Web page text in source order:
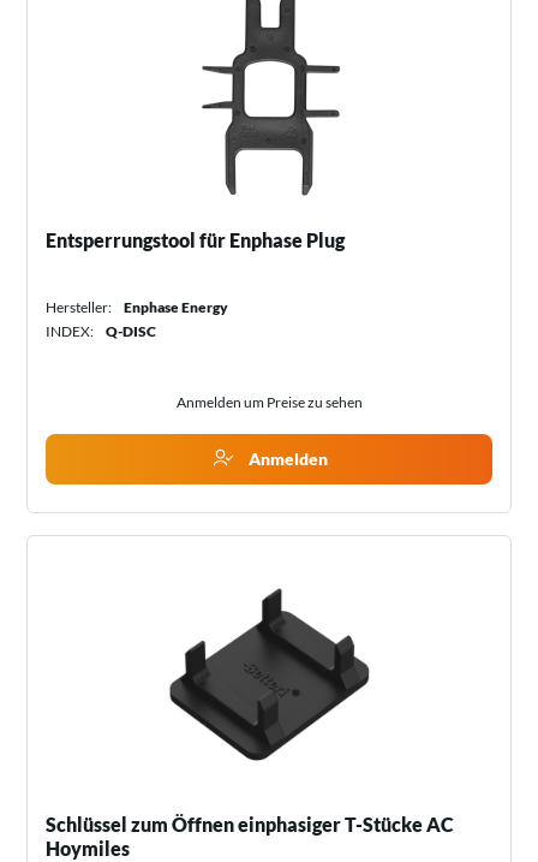
Entsperrungstool für Enphase Plug
Hersteller:
Enphase Energy
INDEX:
Q-DISC
Anmelden um Preise zu sehen
Anmelden
Schlüssel zum Öffnen einphasiger T-Stücke AC
Hoymiles